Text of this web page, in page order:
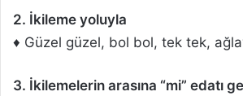
2. İkileme yoluyla
♦ Güzel güzel, bol bol, tek tek,
3. İkilemelerin arasına “mi” edatı